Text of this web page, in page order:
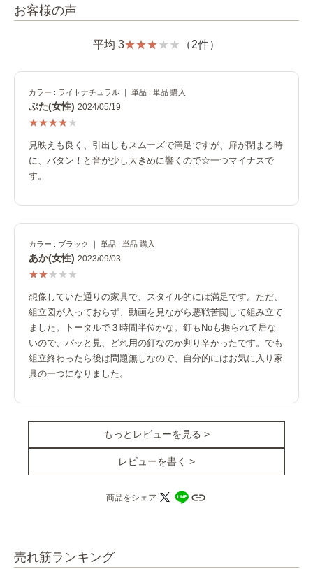
売れ筋ランキング
お客様の声
平均 3 （2件）
カラー : ライトナチュラル ｜ 単品 : 単品 購入
ぶた(女性) 2024/05/19
見映えも良く、引出しもスムーズで満足ですが、扉が閉まる時
に、バタン！と音が少し大きめに響くので☆一つマイナスで
す。
カラー : ブラック ｜ 単品 : 単品 購入
あか(女性) 2023/09/03
想像していた通りの家具で、スタイル的には満足です。ただ、
組立図が入っておらず、動画を見ながら悪戦苦闘して組み立て
ました。トータルで３時間半位かな。釘もNoも振られて居な
いので、パッと見、どれ用の釘なのか判り辛かったです。でも
組立終わったら後は問題無しなので、自分的にはお気に入り家
具の一つになりました。
もっとレビューを見る >
レビューを書く >
商品をシェア